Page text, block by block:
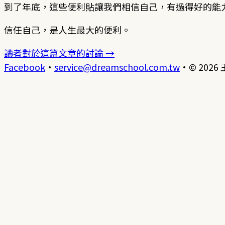
到了年底，這些便利貼讓我們相信自己，有過得好的能
信任自己，是人生最大的便利。
讀者對於這篇文章的討論 →
Facebook · service@dreamschool.com.tw · © 2026